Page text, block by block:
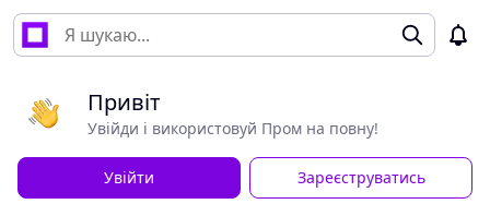
Привіт
Увійди і використовуй Пром на повну!
Увійти Зареєструватись